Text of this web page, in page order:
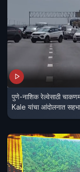
पुणे-नाशिक रेल्वेसाठी
Kale यांचा आंदोलनात